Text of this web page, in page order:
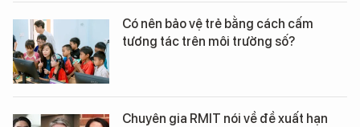
Có nên bảo vệ trẻ bằng cách cấm
tương tác trên môi trường số?
Chuyên gia RMIT nói về đề xuất hạn